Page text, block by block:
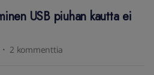
USB piuhan kautta ei
2 kommenttia